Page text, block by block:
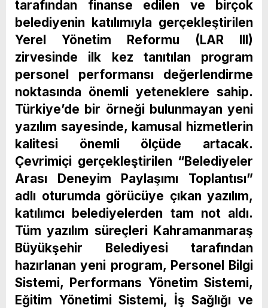
tarafından finanse edilen ve birçok
belediyenin katılımıyla gerçekleştirilen
Yerel Yönetim Reformu (LAR III)
zirvesinde ilk kez tanıtılan program
personel performansı değerlendirme
noktasında önemli yeteneklere sahip.
Türkiye’de bir örneği bulunmayan yeni
yazılım sayesinde, kamusal hizmetlerin
kalitesi önemli ölçüde artacak.
Çevrimiçi gerçekleştirilen “Belediyeler
Arası Deneyim Paylaşımı Toplantısı”
adlı oturumda görücüye çıkan yazılım,
katılımcı belediyelerden tam not aldı.
Tüm yazılım süreçleri Kahramanmaraş
Büyükşehir Belediyesi tarafından
hazırlanan yeni program, Personel Bilgi
Sistemi, Performans Yönetim Sistemi,
Eğitim Yönetimi Sistemi, İş Sağlığı ve